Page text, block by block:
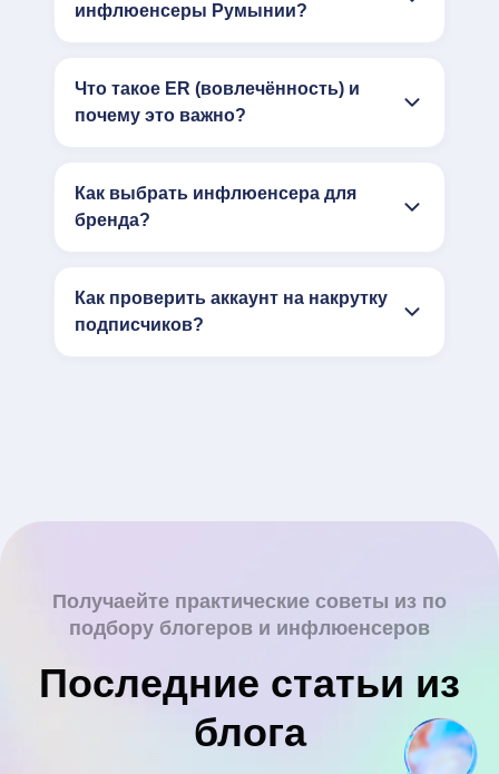
инфлюенсеры Румынии?
Что такое ER (вовлечённость) и
почему это важно?
Как выбрать инфлюенсера для
бренда?
Как проверить аккаунт на накрутку
подписчиков?
Получаейте практические советы из по
подбору блогеров и инфлюенсеров
Последние статьи из
блога